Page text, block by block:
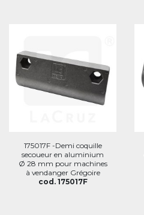
175017F -Demi coquille
secoueur en aluminium
Ø 28 mm pour machines
à vendanger Grégoire
cod. 175017F